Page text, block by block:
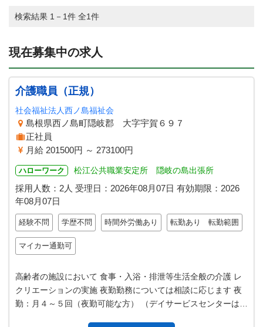
検索結果 1－1件 全1件
現在募集中の求人
介護職員（正規）
社会福祉法人西ノ島福祉会
島根県西ノ島町隠岐郡 大字宇賀６９７
正社員
月給 201500円 ～ 273100円
ハローワーク 松江公共職業安定所 隠岐の島出張所
採用人数：2人 受理日： 2026年08月07日 有効期限： 2026
年08月07日
経験不問 学歴不問 時間外労働あり 転勤あり 転勤範囲
マイカー通勤可
高齢者の施設において 食事・入浴・排泄等生活全般の介護 レ
クリエーションの実施 夜勤勤務については相談に応じます 夜
勤：月４～５回（夜勤可能な方） （デイサービスセンターは除